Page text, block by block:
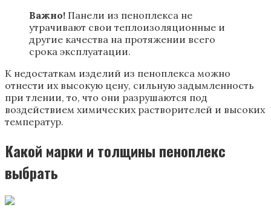
Важно! Панели из пеноплекса не
утрачивают свои теплоизоляционные и
другие качества на протяжении всего
срока эксплуатации.
К недостаткам изделий из пеноплекса можно
отнести их высокую цену, сильную задымленность
при тлении, то, что они разрушаются под
воздействием химических растворителей и высоких
температур.
Какой марки и толщины пеноплекс
выбрать